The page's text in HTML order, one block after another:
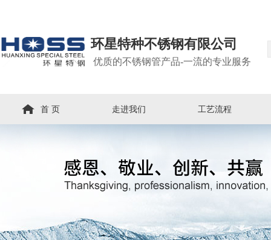
环星特种不锈钢有限公司
优质的不锈钢管产品-一流的专业服务
首 页 走进我们 工艺流程